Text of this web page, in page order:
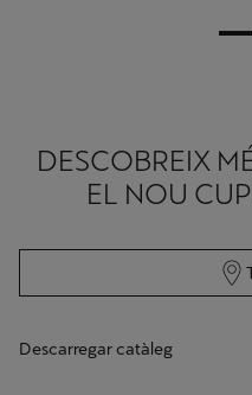
DESCOBREIX
EL NOU
Descarregar catàleg